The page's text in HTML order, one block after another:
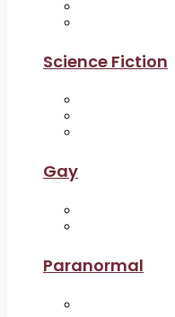
Science Fiction
Gay
Paranormal